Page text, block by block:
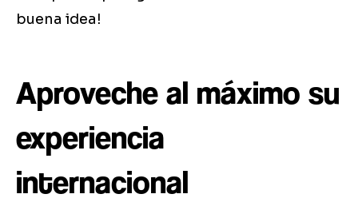
buena idea!
Aproveche al máximo su
experiencia
internacional